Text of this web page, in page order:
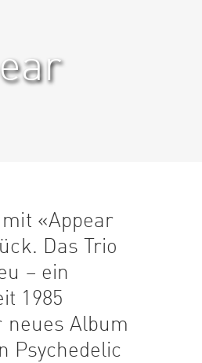
«Appear
Das Trio
– ein
1985
neues Album
Psychedelic